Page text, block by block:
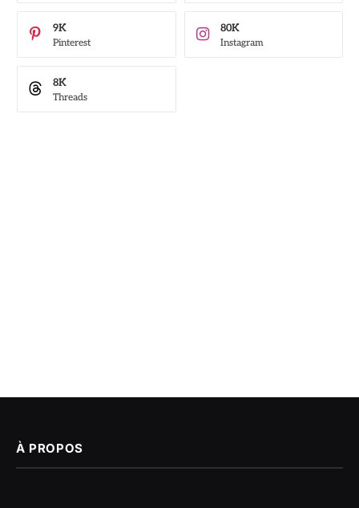
Pinterest
9K
Instagram
80K
Threads
8K
À PROPOS